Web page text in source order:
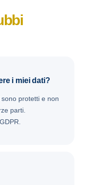
i miei dati?
protetti e non
parti.